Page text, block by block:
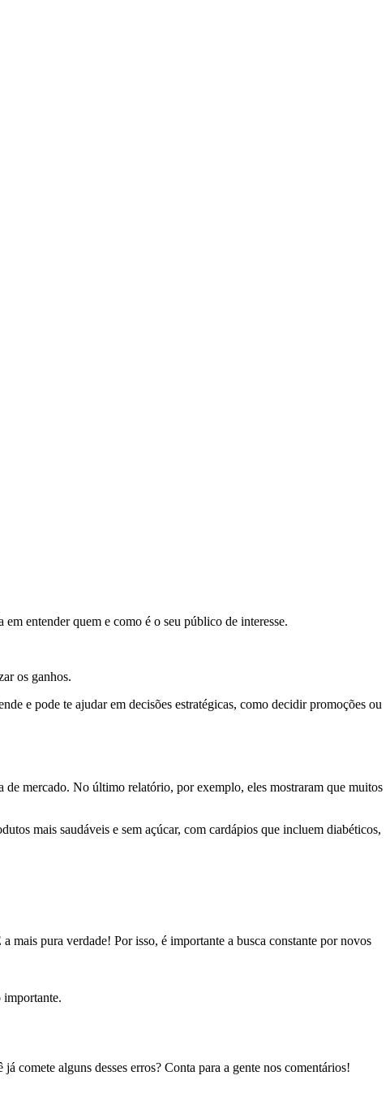
em entenderquem e como é o seu público de interesse.
os ganhos.
e pode te ajudar em decisões estratégicas, como decidir promoções ou
de mercado. No último relatório, por exemplo, eles mostraram que muitos
mais saudáveis e sem açúcar, com cardápios que incluem diabéticos,
mais pura verdade! Por isso, é importante a busca constante por novos
importante.
comete alguns desses erros? Conta para a gente nos comentários!